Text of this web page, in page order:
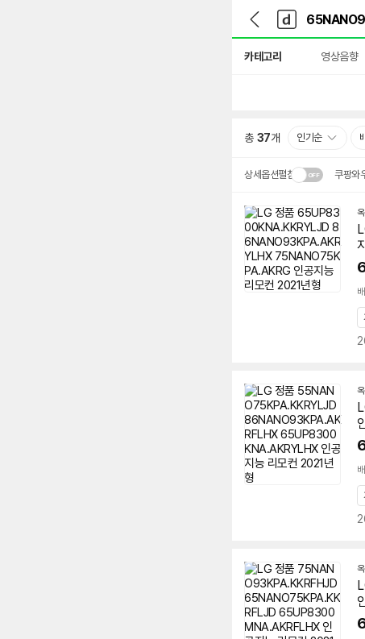
다
나
와
가
기
다
와
메
인
카테고리 영상음향
총 37개 인기순
상세옵션펼침 쿠팡와
설치 환경·지역에 따라
배송·설치비가 달라집니다.